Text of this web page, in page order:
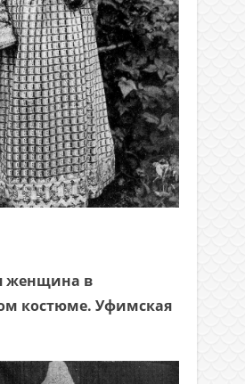
женщина в
костюме. Уфимская